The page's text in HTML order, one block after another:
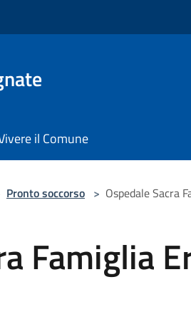
il Comune
Pronto soccorso > Ospedale Sacra
Famiglia